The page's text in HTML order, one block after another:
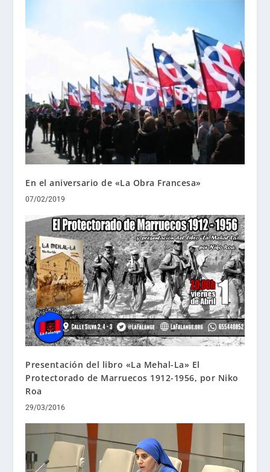
En el aniversario de «La Obra Francesa»
07/02/2019
Presentación del libro «La Mehal-La» El
Protectorado de Marruecos 1912-1956, por Niko
Roa
29/03/2016